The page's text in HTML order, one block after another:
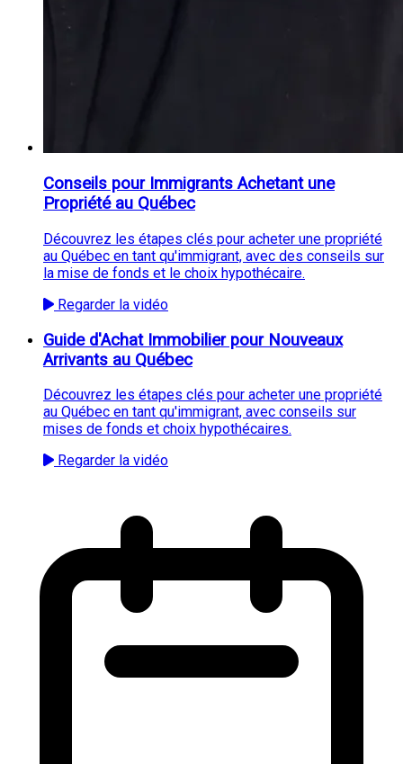
Conseils pour Immigrants Achetant une
Propriété au Québec
Découvrez les étapes clés pour acheter une propriété
au Québec en tant qu'immigrant, avec des conseils sur
la mise de fonds et le choix hypothécaire.
Regarder la vidéo
Guide d'Achat Immobilier pour Nouveaux
Arrivants au Québec
Découvrez les étapes clés pour acheter une propriété
au Québec en tant qu'immigrant, avec conseils sur
mises de fonds et choix hypothécaires.
Regarder la vidéo